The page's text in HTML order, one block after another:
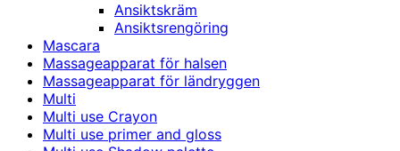
Ansiktskräm
Ansiktsrengöring
Mascara
Massageapparat för halsen
Massageapparat för ländryggen
Multi
Multi use Crayon
Multi use primer and gloss